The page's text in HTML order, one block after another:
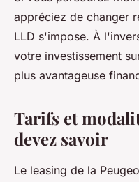
appréciez de changer
LLD s'impose. À
votre investissement
plus avantageuse
Tarifs et
devez savoir
Le leasing de la